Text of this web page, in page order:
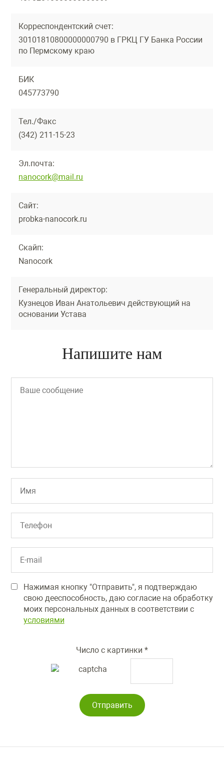
Корреспондентский счет:
30101810800000000790 в ГРКЦ ГУ Банка России
по Пермскому краю
БИК
045773790
Тел./Факс
(342) 211-15-23
Эл.почта:
nanocork@mail.ru
Сайт:
probka-nanocork.ru
Скайп:
Nanocork
Генеральный директор:
Кузнецов Иван Анатольевич действующий на
основании Устава
Напишите нам
Нажимая кнопку "Отправить", я подтверждаю
свою дееспособность, даю согласие на обработку
моих персональных данных в соответствии с
условиями
Число с картинки *